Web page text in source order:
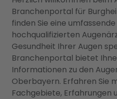
Branchenportal für
finden Sie eine
hochqualifizierten
Gesundheit Ihrer Augen
Branchenportal bietet
Informationen zu den
Oberbayern. Erfahren Sie
Fachgebiete, Erfahrungen